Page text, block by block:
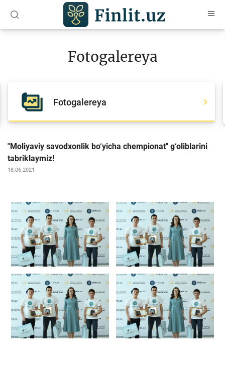
Maqolalar
Loyihalar
Interaktiv xizmatlar
Fotogalereya
Loyiha haqida
Sayt xaritasi
Fotogalereya
Fotogalereya
"Moliyaviy savodxonlik bo‘yicha chempionat" g‘oliblarini
tabriklaymiz!
18.06.2021